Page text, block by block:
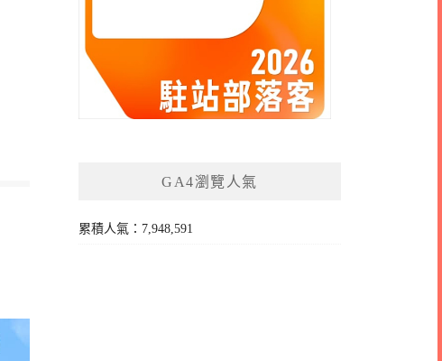
GA4瀏覽人氣
累積人氣：7,948,591